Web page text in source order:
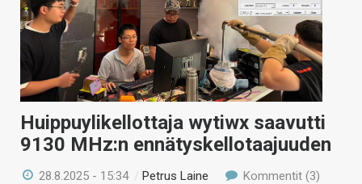
Huippuylikellottaja wytiwx saavutti
9130 MHz:n ennätyskellotaajuuden
28.8.2025 - 15:34 /Petrus Laine Kommentit (3)